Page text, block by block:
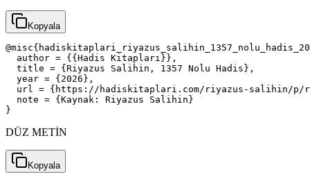
Kopyala
  author = {{Hadis Kitapları}},
  title = {Riyazus Salihin, 1357 Nolu Hadis},
  year = {2026},
url = {https://hadiskitaplari.com/riyazus-salihin/
  note = {Kaynak: Riyazus Salihin}
}
DÜZ METİN
Kopyala